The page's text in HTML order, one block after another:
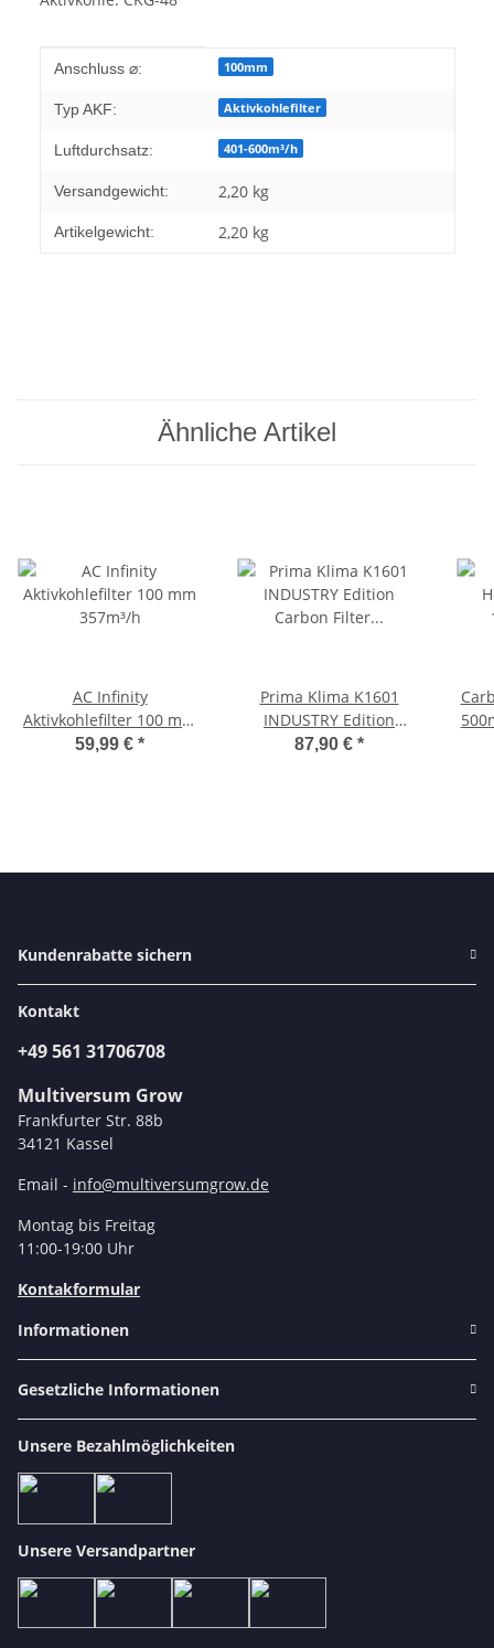
Produkteigenschaft
Wert
Anschluss ⌀: 100mm
Typ AKF: Aktivkohlefilter
Luftdurchsatz: 401-600m³/h
Versandgewicht: 2,20 kg
Artikelgewicht: 2,20 kg
Ähnliche Artikel
AC Infinity
Aktivkohlefilter 100 mm
357m³/h
59,99 € *
Prima Klima K1601
INDUSTRY Edition
Carbon Filter 280m³/h
87,90 € *
Kundenrabatte sichern
Kontakt
+49 561 31706708
Multiversum Grow
Frankfurter Str. 88b
34121 Kassel
Email - info@multiversumgrow.de
Montag bis Freitag
11:00-19:00 Uhr
Kontakformular
Informationen
Gesetzliche Informationen
Unsere Bezahlmöglichkeiten
Unsere Versandpartner